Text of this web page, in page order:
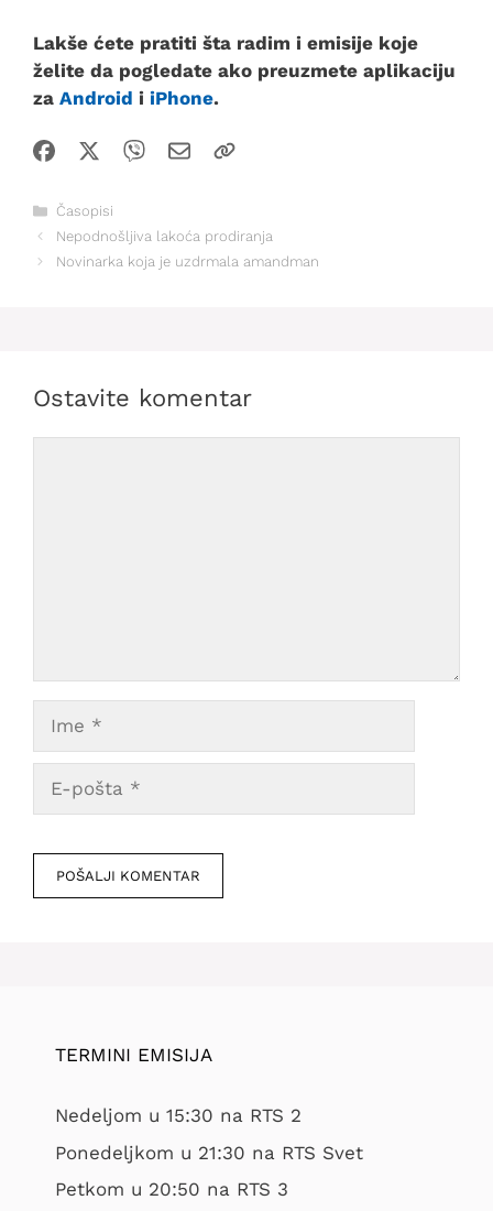
Lakše ćete pratiti šta radim i emisije koje
želite da pogledate ako preuzmete aplikaciju
za Android i iPhone.
Kategorije
Časopisi
Nepodnošljiva lakoća prodiranja
Novinarka koja je uzdrmala amandman
Ostavite komentar
pošta
mesto
TERMINI EMISIJA
Nedeljom u 15:30 na RTS 2
Ponedeljkom u 21:30 na RTS Svet
Petkom u 20:50 na RTS 3